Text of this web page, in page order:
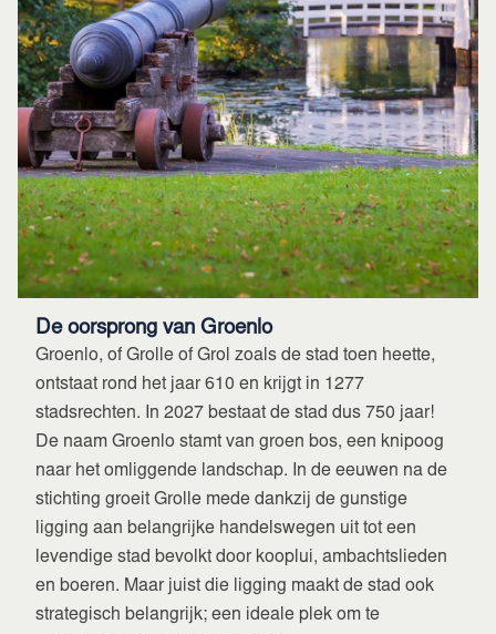
De oorsprong van Groenlo
Groenlo, of Grolle of Grol zoals de stad toen heette,
ontstaat rond het jaar 610 en krijgt in 1277
stadsrechten. In 2027 bestaat de stad dus 750 jaar!
De naam Groenlo stamt van groen bos, een knipoog
naar het omliggende landschap. In de eeuwen na de
stichting groeit Grolle mede dankzij de gunstige
ligging aan belangrijke handelswegen uit tot een
levendige stad bevolkt door kooplui, ambachtslieden
en boeren. Maar juist die ligging maakt de stad ook
strategisch belangrijk; een ideale plek om te